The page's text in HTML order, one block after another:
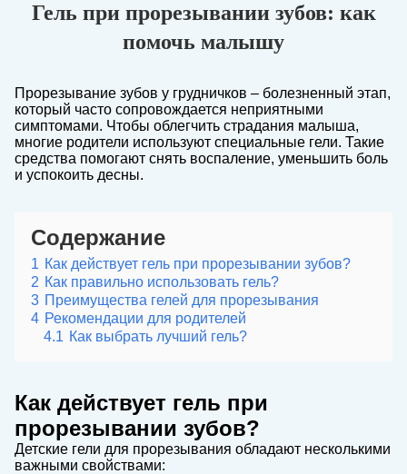
Гель при прорезывании зубов: как
помочь малышу
Прорезывание зубов у грудничков – болезненный этап,
который часто сопровождается неприятными
симптомами. Чтобы облегчить страдания малыша,
многие родители используют специальные гели. Такие
средства помогают снять воспаление, уменьшить боль
и успокоить десны.
Содержание
1 Как действует гель при прорезывании зубов?
2 Как правильно использовать гель?
3 Преимущества гелей для прорезывания
4 Рекомендации для родителей
4.1 Как выбрать лучший гель?
Как действует гель при
прорезывании зубов?
Детские гели для прорезывания обладают несколькими
важными свойствами: